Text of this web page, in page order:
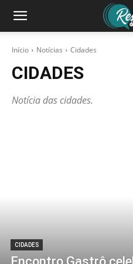
Início Notícias Cidades
CIDADES
Notícia das cidades.
CIDADES